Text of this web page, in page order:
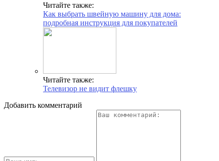
Читайте также:
Как выбрать швейную машину для дома:
подробная инструкция для покупателей
Читайте также:
Телевизор не видит флешку
Добавить комментарий